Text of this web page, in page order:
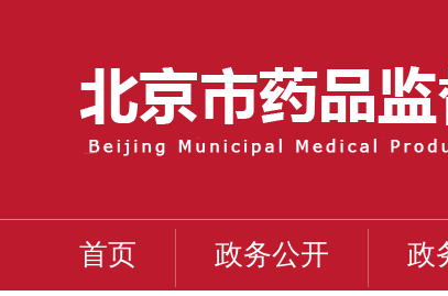
首页 政务公开 政